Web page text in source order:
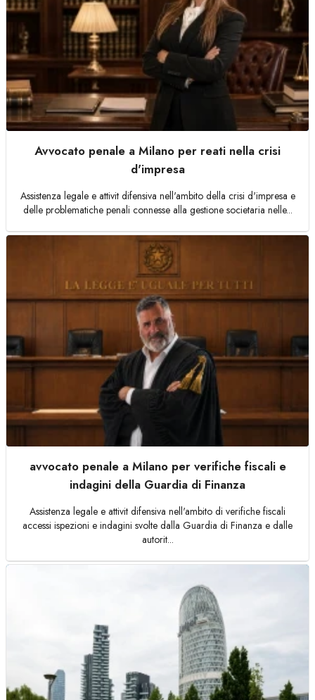
Avvocato penale a Milano per reati nella crisi
d'impresa
Assistenza legale e attivit difensiva nell'ambito della crisi d'impresa e
delle problematiche penali connesse alla gestione societaria nelle...
avvocato penale a Milano per verifiche fiscali e
indagini della Guardia di Finanza
Assistenza legale e attivit difensiva nell'ambito di verifiche fiscali
accessi ispezioni e indagini svolte dalla Guardia di Finanza e dalle
autorit...